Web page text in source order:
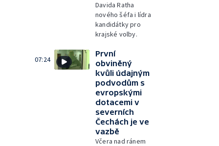
Davida Ratha
nového šéfa i lídra
kandidátky pro
krajské volby.
07:24
První
obviněný
kvůli údajným
podvodům s
evropskými
dotacemi v
severních
Čechách je ve
vazbě
Včera nad ránem